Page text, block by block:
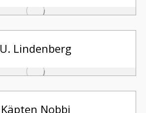
U. Lindenberg
Käpten Nobbi